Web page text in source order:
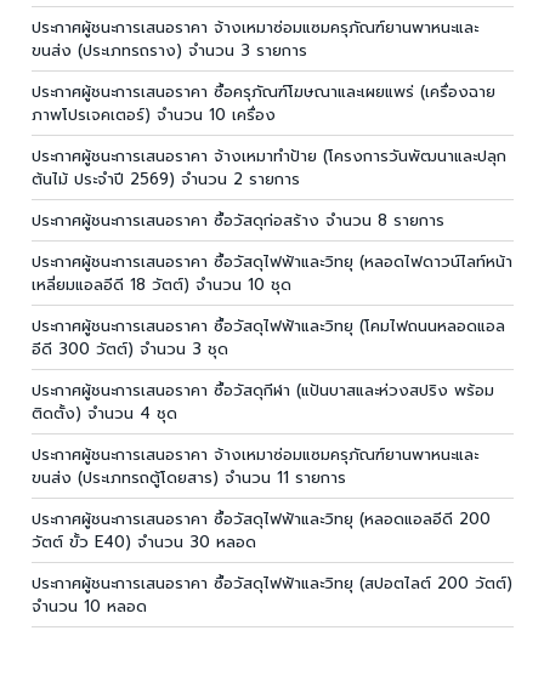
ประกาศผู้ชนะการเสนอราคา จ้างเหมาซ่อมแซมครุภัณฑ์ยานพาหนะและ
ขนส่ง (ประเภทรถราง) จำนวน 3 รายการ
ประกาศผู้ชนะการเสนอราคา ซื้อครุภัณฑ์โฆษณาและเผยแพร่ (เครื่องฉาย
ภาพโปรเจคเตอร์) จำนวน 10 เครื่อง
ประกาศผู้ชนะการเสนอราคา จ้างเหมาทำป้าย (โครงการวันพัฒนาและปลุก
ต้นไม้ ประจำปี 2569) จำนวน 2 รายการ
ประกาศผู้ชนะการเสนอราคา ซื้อวัสดุก่อสร้าง จำนวน 8 รายการ
ประกาศผู้ชนะการเสนอราคา ซื้อวัสดุไฟฟ้าและวิทยุ (หลอดไฟดาวน์ไลท์หน้า
เหลี่ยมแอลอีดี 18 วัตต์) จำนวน 10 ชุด
ประกาศผู้ชนะการเสนอราคา ซื้อวัสดุไฟฟ้าและวิทยุ (โคมไฟถนนหลอดแอล
อีดี 300 วัตต์) จำนวน 3 ชุด
ประกาศผู้ชนะการเสนอราคา ซื้อวัสดุกีฬา (แป้นบาสและห่วงสปริง พร้อม
ติดตั้ง) จำนวน 4 ชุด
ประกาศผู้ชนะการเสนอราคา จ้างเหมาซ่อมแซมครุภัณฑ์ยานพาหนะและ
ขนส่ง (ประเภทรถตู้โดยสาร) จำนวน 11 รายการ
ประกาศผู้ชนะการเสนอราคา ซื้อวัสดุไฟฟ้าและวิทยุ (หลอดแอลอีดี 200
วัตต์ ขั้ว E40) จำนวน 30 หลอด
ประกาศผู้ชนะการเสนอราคา ซื้อวัสดุไฟฟ้าและวิทยุ (สปอตไลต์ 200 วัตต์)
จำนวน 10 หลอด